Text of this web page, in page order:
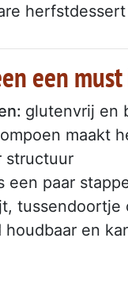
een
glutenvrij en
maakt
structuur
een paar
tussendoortje
houdbaar en